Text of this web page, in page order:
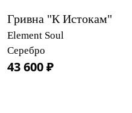
Гривна "К Истокам"
Element Soul
Серебро
43 600 ₽